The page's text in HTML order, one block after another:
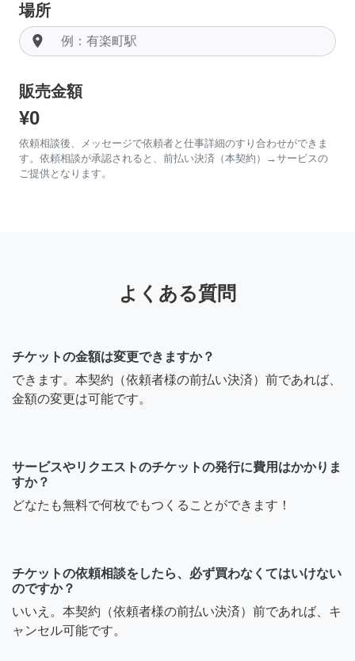
場所
room
販売金額
¥0
依頼相談後、メッセージで依頼者と仕事詳細のすり合わせができま
す。依頼相談が承認されると、前払い決済（本契約）→サービスの
ご提供となります。
よくある質問
チケットの金額は変更できますか？
できます。本契約（依頼者様の前払い決済）前であれば、
金額の変更は可能です。
サービスやリクエストのチケットの発行に費用はかかりま
すか？
どなたも無料で何枚でもつくることができます！
チケットの依頼相談をしたら、必ず買わなくてはいけない
のですか？
いいえ。本契約（依頼者様の前払い決済）前であれば、キ
ャンセル可能です。